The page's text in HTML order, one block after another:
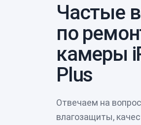
Частые
по
камеры
Plus
Отвечаем на
влагозащиты,